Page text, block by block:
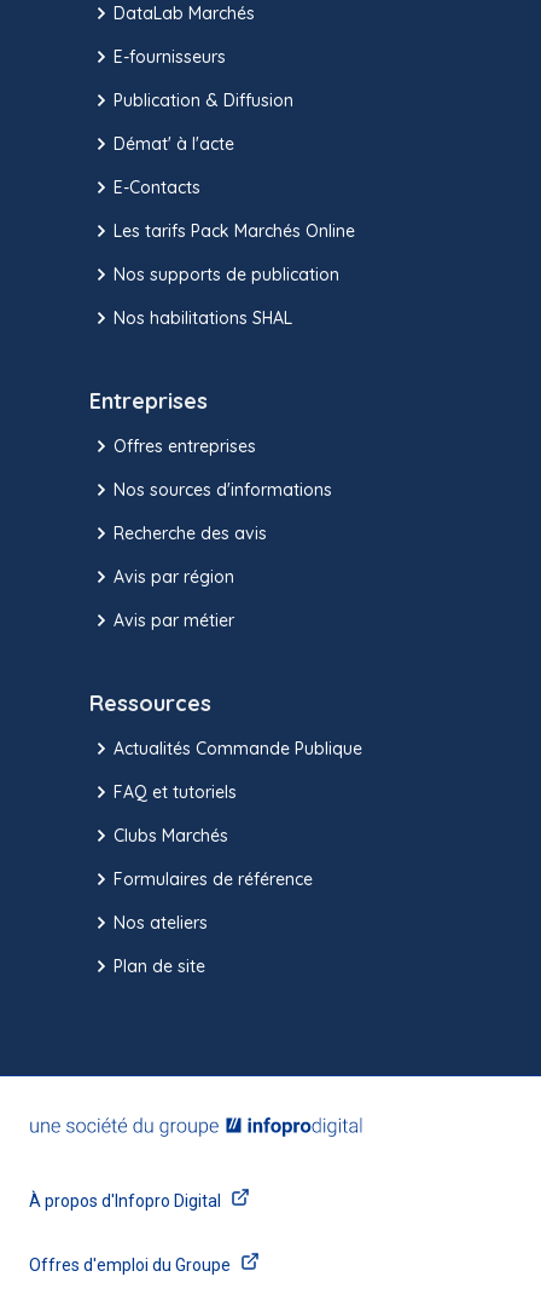
DataLab Marchés
E-fournisseurs
Publication & Diffusion
Démat' à l'acte
E-Contacts
Les tarifs Pack Marchés Online
Nos supports de publication
Nos habilitations SHAL
Entreprises
Offres entreprises
Nos sources d'informations
Recherche des avis
Avis par région
Avis par métier
Ressources
Actualités Commande Publique
FAQ et tutoriels
Clubs Marchés
Formulaires de référence
Nos ateliers
Plan de site